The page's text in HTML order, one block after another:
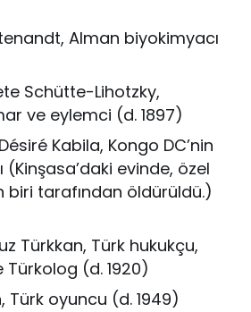
Alman biyokimyacı
Schütte-Lihotzky,
ve eylemci (d. 1897)
Kabila, Kongo DC’nin
(Kinşasa’daki evinde, özel
biri tarafından öldürüldü.)
Türkkan, Türk hukukçu,
(d. 1920)
Türk oyuncu (d. 1949)